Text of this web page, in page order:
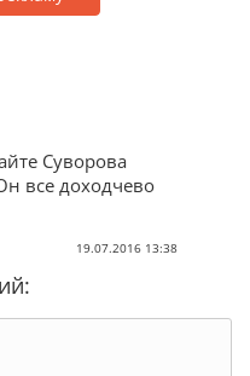
Суворова
все доходчево
19.07.2016 13:38